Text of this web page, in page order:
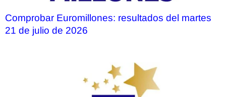
Comprobar Euromillones: resultados del martes
21 de julio de 2026